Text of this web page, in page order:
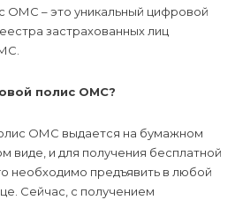
ОМС – это уникальный цифровой
застрахованных лиц
полис ОМС?
ОМС выдается на бумажном
виде, и для получения бесплатной
необходимо предъявить в любой
Сейчас, с получением